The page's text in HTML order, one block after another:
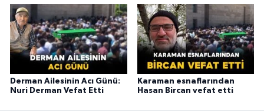
Derman Ailesinin Acı Günü:
Nuri Derman Vefat Etti
Karaman esnaflarından
Hasan Bircan vefat etti